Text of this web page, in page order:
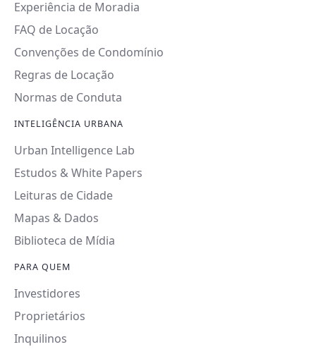
Experiência de Moradia
FAQ de Locação
Convenções de Condomínio
Regras de Locação
Normas de Conduta
INTELIGÊNCIA URBANA
Urban Intelligence Lab
Estudos & White Papers
Leituras de Cidade
Mapas & Dados
Biblioteca de Mídia
PARA QUEM
Investidores
Proprietários
Inquilinos